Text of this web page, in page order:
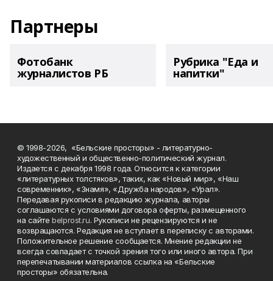
Партнеры
Фотобанк
журналистов РБ
Рубрика "Еда и
напитки"
© 1998-2026, «Бельские просторы» - литературно-
художественный и общественно-политический журнал.
Издается с декабря 1998 года. Относится к категории
«литературных толстяков», таких, как «Новый мир», «Наш
современник», «Знамя», «Дружба народов», «Урал».
Передавая рукописи в редакцию журнала, авторы
соглашаются с условиями договора оферты, размещенного
на сайтеbelprost.ru. Рукописи не рецензируются и не
возвращаются. Редакция не вступает в переписку с авторами.
Положительное решение сообщается. Мнение редакции не
всегда совпадает с точкой зрения того или иного автора. При
перепечатывании материалов ссылка на «Бельские
просторы» обязательна.